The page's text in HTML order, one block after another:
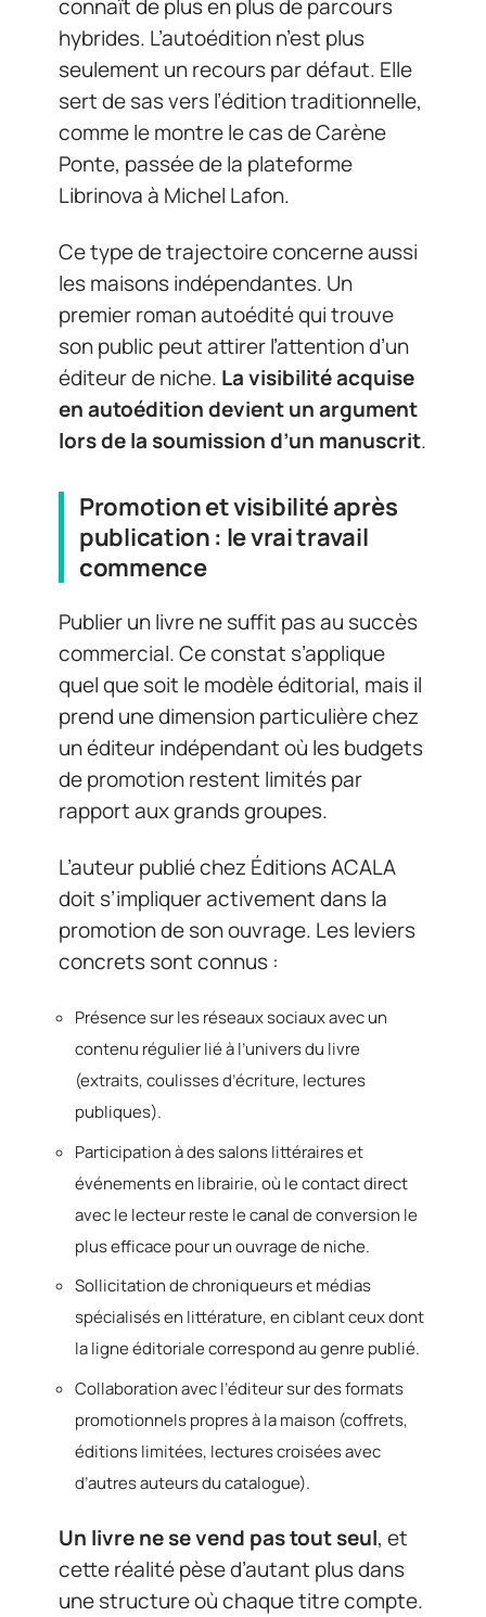
connaît de plus en plus de parcours
hybrides. L’autoédition n’est plus
seulement un recours par défaut. Elle
sert de sas vers l’édition traditionnelle,
comme le montre le cas de Carène
Ponte, passée de la plateforme
Librinova à Michel Lafon.
Ce type de trajectoire concerne aussi
les maisons indépendantes. Un
premier roman autoédité qui trouve
son public peut attirer l’attention d’un
éditeur de niche. La visibilité acquise
en autoédition devient un argument
lors de la soumission d’un manuscrit.
Promotion et visibilité après
publication : le vrai travail
commence
Publier un livre ne suffit pas au succès
commercial. Ce constat s’applique
quel que soit le modèle éditorial, mais il
prend une dimension particulière chez
un éditeur indépendant où les budgets
de promotion restent limités par
rapport aux grands groupes.
L’auteur publié chez Éditions ACALA
doit s’impliquer activement dans la
promotion de son ouvrage. Les leviers
concrets sont connus :
Présence sur les réseaux sociaux avec un
contenu régulier lié à l’univers du livre
(extraits, coulisses d’écriture, lectures
publiques).
Participation à des salons littéraires et
événements en librairie, où le contact direct
avec le lecteur reste le canal de conversion le
plus efficace pour un ouvrage de niche.
Sollicitation de chroniqueurs et médias
spécialisés en littérature, en ciblant ceux dont
la ligne éditoriale correspond au genre publié.
Collaboration avec l’éditeur sur des formats
promotionnels propres à la maison (coffrets,
éditions limitées, lectures croisées avec
d’autres auteurs du catalogue).
Un livre ne se vend pas tout seul, et
cette réalité pèse d’autant plus dans
une structure où chaque titre compte.